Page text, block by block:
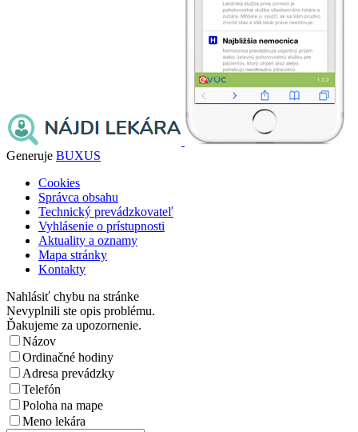
Generuje BUXUS
Cookies
Správca obsahu
Technický prevádzkovateľ
Vyhlásenie o prístupnosti
Aktuality a oznamy
Mapa stránky
Kontakty
Nahlásiť chybu na stránke
Nevyplnili ste opis problému.
Ďakujeme za upozornenie.
Názov
Ordinačné hodiny
Adresa prevádzky
Telefón
Poloha na mape
Meno lekára